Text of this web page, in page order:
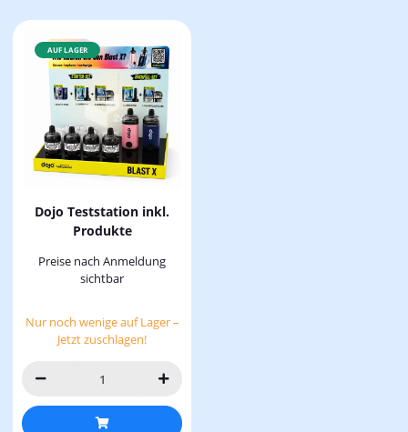
AUF LAGER
Dojo Teststation inkl.
Produkte
Preise nach Anmeldung
sichtbar
Nur noch wenige auf Lager –
Jetzt zuschlagen!